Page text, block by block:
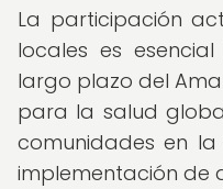
La participación
locales es
largo plazo del
para la salud
comunidades en
implementación de